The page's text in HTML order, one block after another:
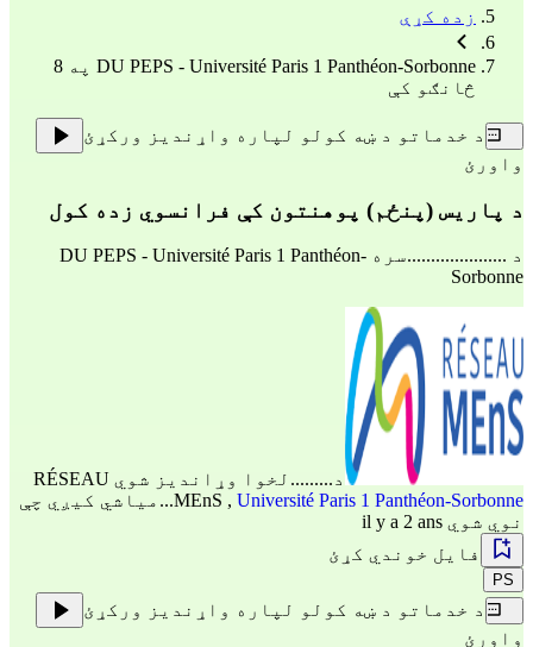
زده کړې
DU PEPS - Université Paris 1 Panthéon-Sorbonne په 8
څانګو کې
د خدماتو د ښه کولو لپاره واړندیز ورکړئ
واورئ
د پاریس (پنځم) پوهنتون کې فرانسوي زده کول
د .....................سره DU PEPS - Université Paris 1 Panthéon-
Sorbonne
د.........لخوا وړاندیز شوي RÉSEAU
MEnS , Université Paris 1 Panthéon-Sorbonne
...میاشي کیږي چې
نوي شوي il y a 2 ans
فایل خوندي کړئ
PS
د خدماتو د ښه کولو لپاره واړندیز ورکړئ
واورئ